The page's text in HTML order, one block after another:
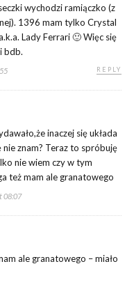
wychodzi ramiączko (z
1396 mam tylko Crystal
Lady Ferrari 🙂 Więc się
bdb.
REPLY
inaczej się układa
nie znam? Teraz to spróbuję
nie wiem czy w tym
też mam ale granatowego
08:07
ale granatowego – miało